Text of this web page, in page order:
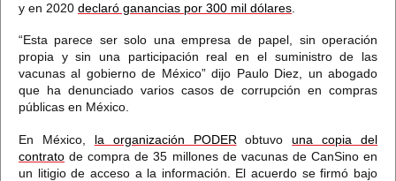
y en 2020 declaró ganancias por 300 mil dólares
“Esta parece ser solo una empresa de papel, sin operación
propia y sin una participación real en el suministro de las
vacunas al gobierno de México” dijo Paulo Diez, un abogado
que ha denunciado varios casos de corrupción en compras
públicas en México.
En México, la organización PODER obtuvouna copia del
contrato de compra de 35 millones de vacunas de CanSino en
un litigio de acceso a la información. El acuerdo se firmó bajo